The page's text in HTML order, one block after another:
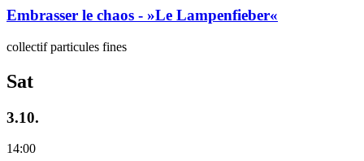
Embrasser le chaos - »Le Lampenfieber«
collectif particules fines
Sat
3.10.
14:00